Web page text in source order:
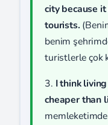
city because
tourists.
benim
turistlerle çok
3. I think
cheaper than